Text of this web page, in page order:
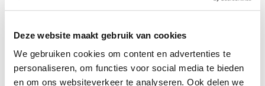
Deze website maakt gebruik van cookies
We gebruiken cookies om content en advertenties te
personaliseren, om functies voor social media te bieden
en om ons websiteverkeer te analyseren. Ook delen we
steeds
leuk
en